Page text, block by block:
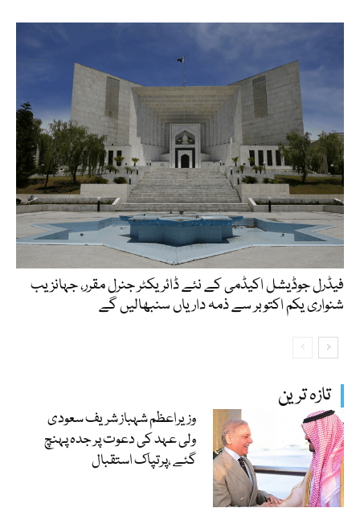
تازہ ترین
وزیراعظم شہباز شریف سعودی
ولی عہد کی دعوت پر جدہ پہنچ
گئے ،پرتپاک استقبال
فیڈرل جوڈیشل اکیڈمی کے نئے ڈائریکٹر جنرل مقرر، جہانزیب
شنواری یکم اکتوبر سے ذمہ داریاں سنبھالیں گے